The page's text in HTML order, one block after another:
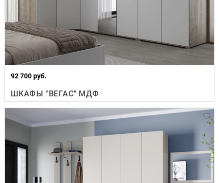
92 700 руб.
ШКАФЫ "ВЕГАС" МДФ